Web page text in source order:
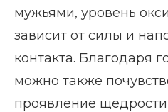
мужьями, уровень
зависит от силы и
контакта. Благодаря
можно также
проявление